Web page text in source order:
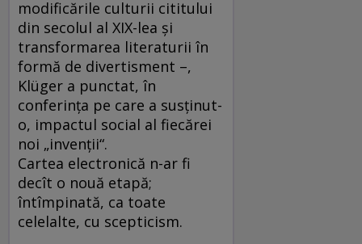
modificările culturii cititului
din secolul al XIX-lea şi
transformarea literaturii în
formă de divertisment –,
Klüger a punctat, în
conferinţa pe care a susţinut-
o, impactul social al fiecărei
noi „invenţii“.
Cartea electronică n-ar fi
decît o nouă etapă;
întîmpinată, ca toate
celelalte, cu scepticism.